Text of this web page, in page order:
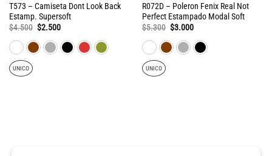
T573 – Camiseta Dont Look Back
Estamp. Supersoft
$4.500 El
original
era:
$2.500El
actual
es:
UNICO
R072D – Poleron Fenix Real Not
Perfect Estampado Modal Soft
$5.300 El
original
era:
$3.000El
actual
es:
UNICO